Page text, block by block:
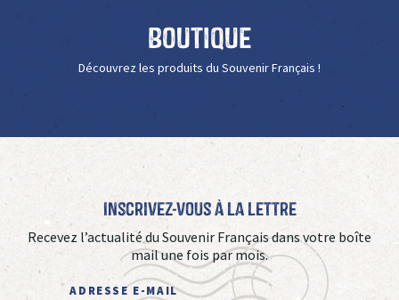
Boutique
Découvrez les produits du Souvenir Français !
Inscrivez-vous à La Lettre
Recevez l’actualité du Souvenir Français dans votre boîte
mail une fois par mois.
ADRESSE E-MAIL